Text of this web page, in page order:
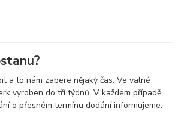
a to nám zabere nějaký čas. Ve valné
vyroben do tří týdnů. V každém případě
o přesném termínu dodání informujeme.